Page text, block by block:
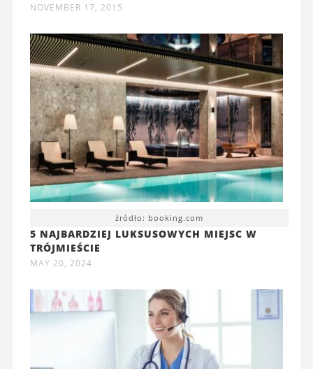
NOVEMBER 17, 2015
źródło: booking.com
5 NAJBARDZIEJ LUKSUSOWYCH MIEJSC W
TRÓJMIEŚCIE
MAY 20, 2024